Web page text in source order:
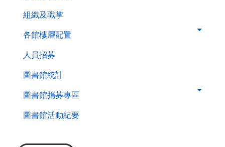
組織及職掌
各館樓層配置
人員招募
圖書館統計
圖書館捐募專區
圖書館活動紀要